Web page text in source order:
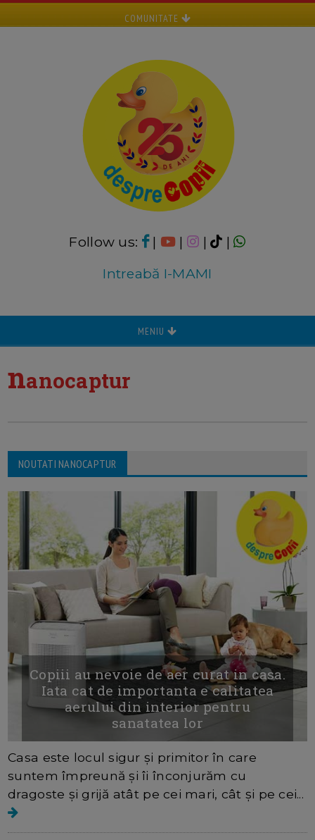
COMUNITATE
Follow us: | | |
|
Intreabă I-MAMI
MENIU
nanocaptur
NOUTATI NANOCAPTUR
Copiii au nevoie de aer curat in casa.
Iata cat de importanta e calitatea
aerului din interior pentru
sanatatea lor
Casa este locul sigur și primitor în care
suntem împreună și îi înconjurăm cu
dragoste și grijă atât pe cei mari, cât și pe cei...